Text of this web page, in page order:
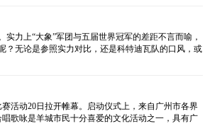
力上“大象”军团与五届世界冠军的差距不言而喻，
？无论是参照实力对比，还是科特迪瓦队的口风，或
活动20日拉开帷幕。启动仪式上，来自广州市各界
歌咏是羊城市民十分喜爱的文化活动之一，具有广